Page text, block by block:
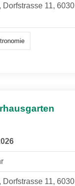
Dorfstrasse 11, 6030
Dorfstrasse 11, 6030